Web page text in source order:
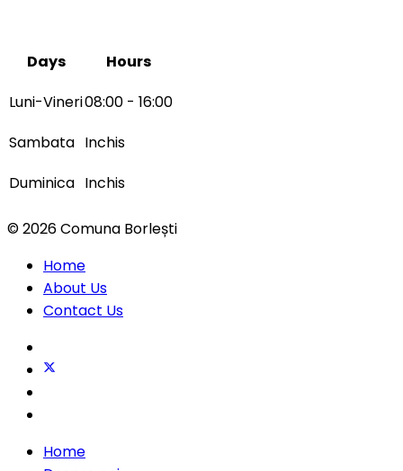
Days
Hours
Luni-Vineri08:00 - 16:00
Sambata Inchis
Duminica Inchis
© 2026 Comuna Borlești
Home
About Us
Contact Us
Home